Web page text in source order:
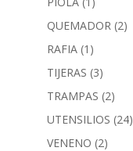
QUEMADOR (2)
RAFIA (1)
TIJERAS (3)
TRAMPAS (2)
UTENSILIOS (24)
VENENO (2)